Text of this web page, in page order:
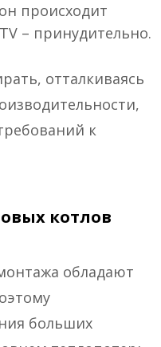
происходит
– принудительно.
отталкиваясь
к
котлов
обладают
больших